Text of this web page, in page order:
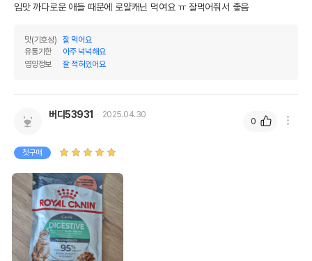
입맛 까다로운 애들 때문에 로얄캐닌 먹여요 ㅠ 잘먹어줘서 좋음
맛(기호성)
잘 먹어요
유통기한
아주 넉넉해요
영양정보
잘 적혀있어요
버디53931 2025.04.30
첫구매
0